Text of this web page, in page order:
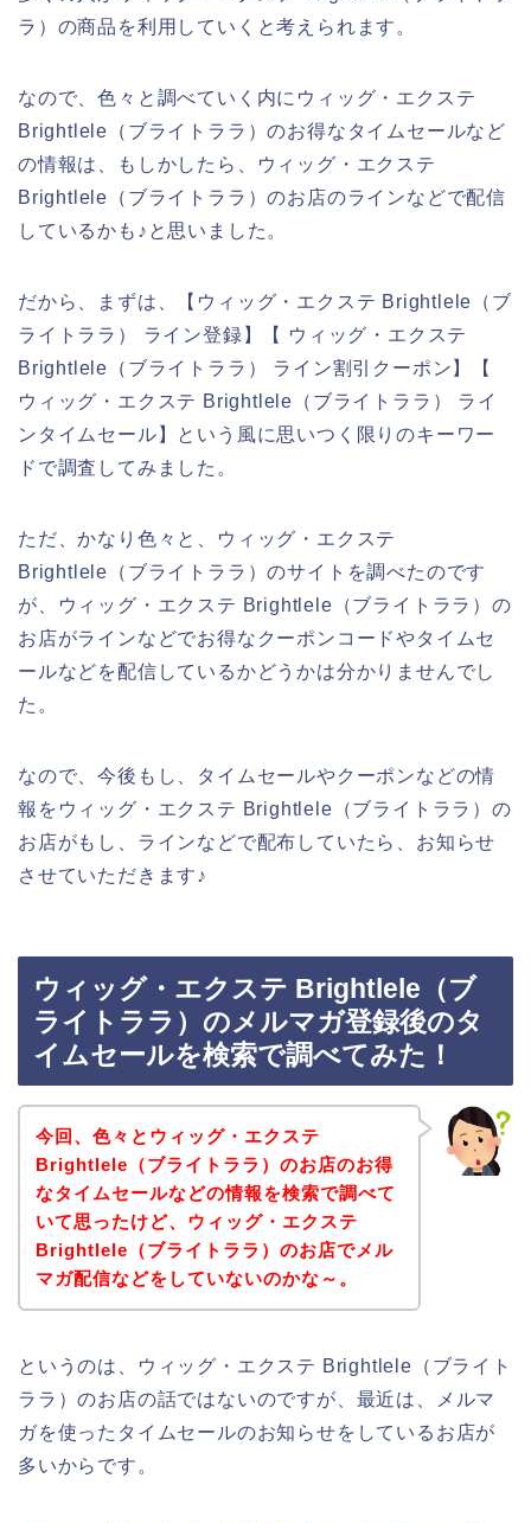
ラ）の商品を利用していくと考えられます。
なので、色々と調べていく内にウィッグ・エクステ
Brightlele（ブライトララ）のお得なタイムセールなど
の情報は、もしかしたら、ウィッグ・エクステ
Brightlele（ブライトララ）のお店のラインなどで配信
しているかも♪と思いました。
だから、まずは、【ウィッグ・エクステ Brightlele（ブ
ライトララ） ライン登録】【 ウィッグ・エクステ
Brightlele（ブライトララ） ライン割引クーポン】【
ウィッグ・エクステ Brightlele（ブライトララ） ライ
ンタイムセール】という風に思いつく限りのキーワー
ドで調査してみました。
ただ、かなり色々と、ウィッグ・エクステ
Brightlele（ブライトララ）のサイトを調べたのです
が、ウィッグ・エクステ Brightlele（ブライトララ）の
お店がラインなどでお得なクーポンコードやタイムセ
ールなどを配信しているかどうかは分かりませんでし
た。
なので、今後もし、タイムセールやクーポンなどの情
報をウィッグ・エクステ Brightlele（ブライトララ）の
お店がもし、ラインなどで配布していたら、お知らせ
させていただきます♪
ウィッグ・エクステ Brightlele（ブ
ライトララ）のメルマガ登録後のタ
イムセールを検索で調べてみた！
今回、色々とウィッグ・エクステ
Brightlele（ブライトララ）のお店のお得
なタイムセールなどの情報を検索で調べて
いて思ったけど、ウィッグ・エクステ
Brightlele（ブライトララ）のお店でメル
マガ配信などをしていないのかな～。
というのは、ウィッグ・エクステ Brightlele（ブライト
ララ）のお店の話ではないのですが、最近は、メルマ
ガを使ったタイムセールのお知らせをしているお店が
多いからです。